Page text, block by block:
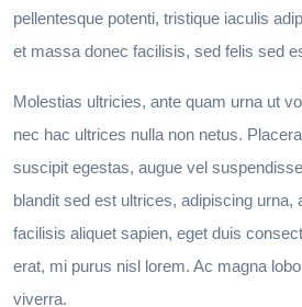
pellentesque potenti, tristique iaculis
et massa donec facilisis, sed felis sed
Molestias ultricies, ante quam urna ut
nec hac ultrices nulla non netus.
suscipit egestas, augue vel
blandit sed est ultrices, adipiscing urna,
facilisis aliquet sapien, eget duis
erat, mi purus nisl lorem. Ac magna
viverra.